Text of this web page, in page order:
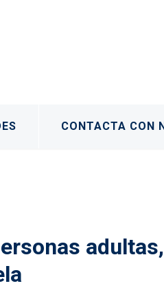
CONTACTA CON